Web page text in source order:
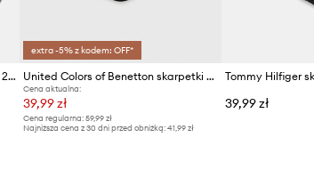
Tommy Hilfiger skarpetki dziecięce 2-pack
extra -5% z kodem: OFF*
United Colors of Benetton skarpetki dziecięce 4-pack
Cena aktualna:
39,99 zł
Cena regularna:59,99 zł
Najniższa cena z 30 dni przed obniżką:41,99 zł
39,99 zł